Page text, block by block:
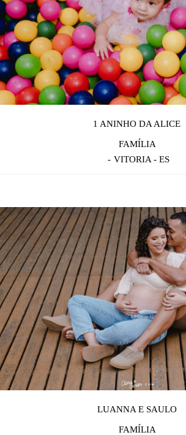
1 ANINHO DA ALICE
FAMÍLIA
VITORIA - ES
LUANNA E SAULO
FAMÍLIA